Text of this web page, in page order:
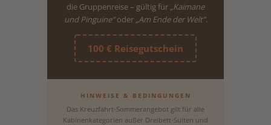
die Gruppenreise – gültig für „Kaimane
und Pinguine“oder „Am Ende der Welt“.
100 € Reisegutschein
HINWEISE & BEDINGUNGEN
Das Kreuzfahrt-Sommerangebot gilt für alle
Kabinenkategorien außer Dreibett-Suiten und